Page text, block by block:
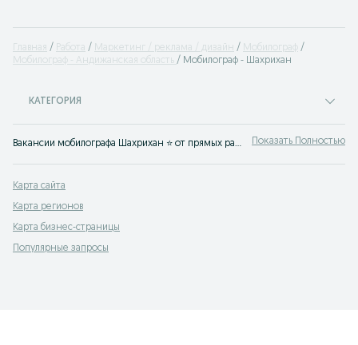
Главная Работа Маркетинг / реклама / дизайн
Мобилограф
Мобилограф - Андижанская область
Мобилограф - Шахрихан
КАТЕГОРИЯ
Вакансии мобилографа Шахрихан ⭐ от прямых работодателей ✔️ Найти лучшую креативную работу легче всего ⮞⮞ OLX.uz Шахрихан Показать Полностью
Карта сайта
Карта регионов
Карта бизнес-страницы
Популярные запросы